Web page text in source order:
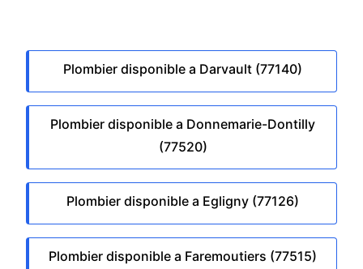
Plombier disponible a Darvault (77140)
Plombier disponible a Donnemarie-Dontilly
(77520)
Plombier disponible a Egligny (77126)
Plombier disponible a Faremoutiers (77515)